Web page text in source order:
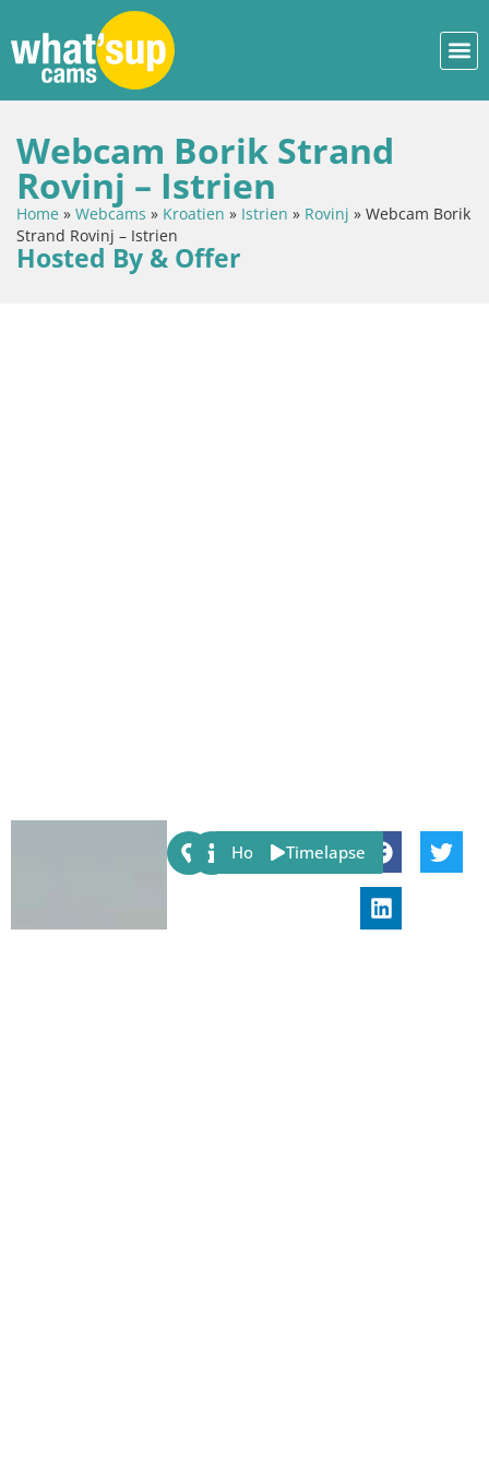
Webcam Borik Strand
Rovinj – Istrien
Home » Webcams » Kroatien » Istrien » Rovinj » Webcam Borik
Strand Rovinj – Istrien
Hosted By & Offer
Share:
Host Timelapse